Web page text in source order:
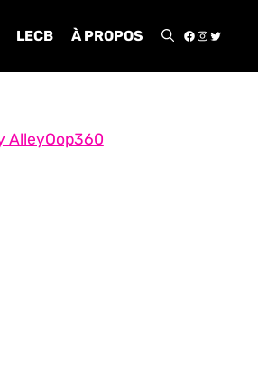
LECB À PROPOS
AlleyOop360